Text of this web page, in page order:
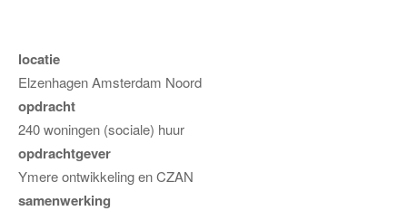
locatie
Elzenhagen Amsterdam Noord
opdracht
240 woningen (sociale) huur
opdrachtgever
Ymere ontwikkeling en CZAN
samenwerking